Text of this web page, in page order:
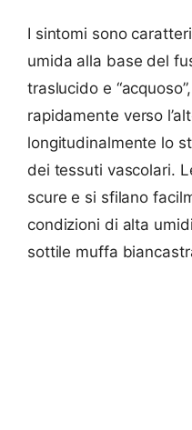
I sintomi sono
umida alla base del
traslucido e
rapidamente verso
longitudinalmente lo
dei tessuti vascolari.
scure e si sfilano
condizioni di alta
sottile muffa